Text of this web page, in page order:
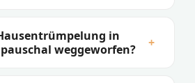
in
weggeworfen?
+